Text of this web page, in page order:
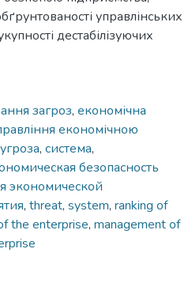
управлінських
дестабілізуючих
загроз, економічна
економічною
угроза, система,
безопасность
экономической
, threat, system, ranking of
the enterprise, management of